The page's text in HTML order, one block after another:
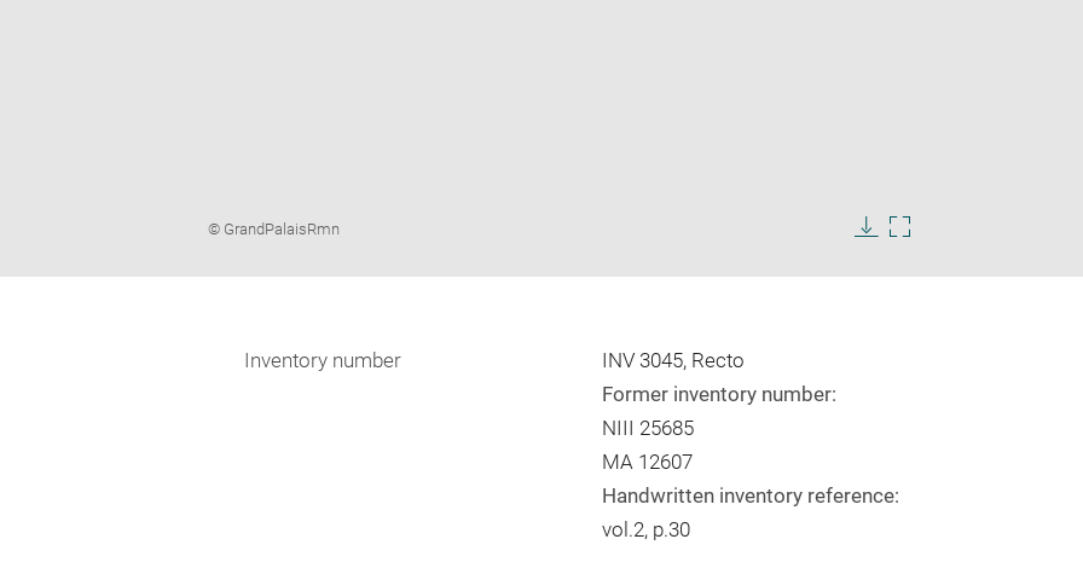
new
Image
© GrandPalaisRmn
imageimage
Inventory number
INV 3045, Recto
Former inventory number:
NIII 25685
MA 12607
Handwritten inventory reference:
vol.2, p.30